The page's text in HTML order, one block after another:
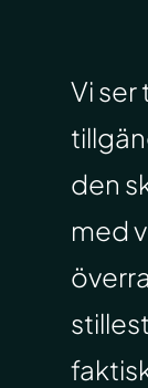
Vi ser
den
med